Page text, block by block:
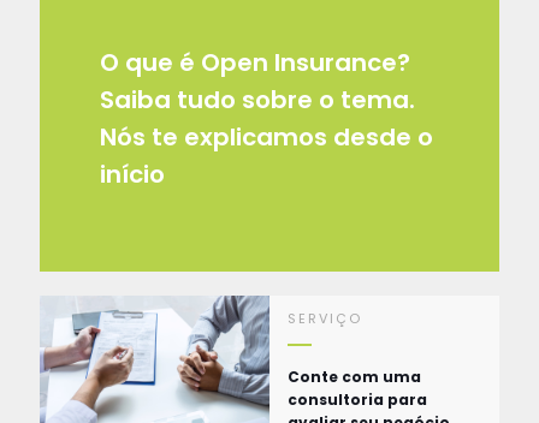
O que é Open Insurance?
Saiba tudo sobre o tema.
Nós te explicamos desde o
início
SERVIÇO
Conte com uma
consultoria para